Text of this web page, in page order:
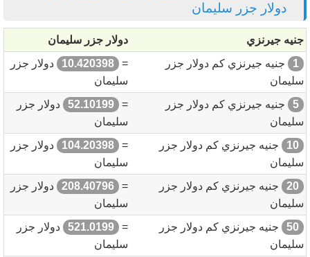
دولار جزر سليمان
جنيه جيرنزي
دولار جزر سليمان
1
جنيه جيرنزي كم دولار جزر
سليمان
=
10.420398
دولار جزر
سليمان
5
جنيه جيرنزي كم دولار جزر
سليمان
=
52.10199
دولار جزر
سليمان
10
جنيه جيرنزي كم دولار جزر
سليمان
=
104.20398
دولار جزر
سليمان
20
جنيه جيرنزي كم دولار جزر
سليمان
=
208.40796
دولار جزر
سليمان
50
جنيه جيرنزي كم دولار جزر
سليمان
=
521.0199
دولار جزر
سليمان